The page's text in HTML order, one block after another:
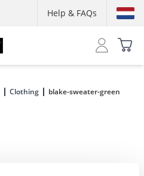
Help & FAQs
Clothing blake-sweater-green